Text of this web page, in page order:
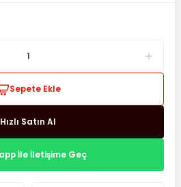
Sepete Ekle
Hızlı Satın Al
İle İletişime Geç